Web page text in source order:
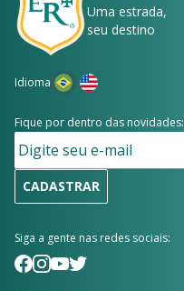
Uma estrada,
seu destino
Idioma
Fique por dentro das novidades:
CADASTRAR
Siga a gente nas redes sociais: